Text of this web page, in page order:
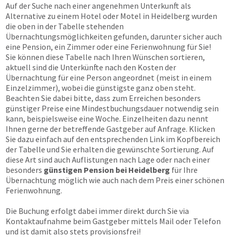
Auf der Suche nach einer angenehmen Unterkunft als
Alternative zu einem Hotel oder Motel in Heidelberg wurden
die oben in der Tabelle stehenden
Übernachtungsmöglichkeiten gefunden, darunter sicher auch
eine Pension, ein Zimmer oder eine Ferienwohnung für Sie!
Sie können diese Tabelle nach Ihren Wünschen sortieren,
aktuell sind die Unterkünfte nach den Kosten der
Übernachtung für eine Person angeordnet (meist in einem
Einzelzimmer), wobei die günstigste ganz oben steht.
Beachten Sie dabei bitte, dass zum Erreichen besonders
günstiger Preise eine Mindestbuchungsdauer notwendig sein
kann, beispielsweise eine Woche. Einzelheiten dazu nennt
Ihnen gerne der betreffende Gastgeber auf Anfrage. Klicken
Sie dazu einfach auf den entsprechenden Link im Kopfbereich
der Tabelle und Sie erhalten die gewünschte Sortierung. Auf
diese Art sind auch Auflistungen nach Lage oder nach einer
besonders günstigen Pension bei Heidelberg für Ihre
Übernachtung möglich wie auch nach dem Preis einer schönen
Ferienwohnung.
Die Buchung erfolgt dabei immer direkt durch Sie via
Kontaktaufnahme beim Gastgeber mittels Mail oder Telefon
und ist damit also stets provisionsfrei!